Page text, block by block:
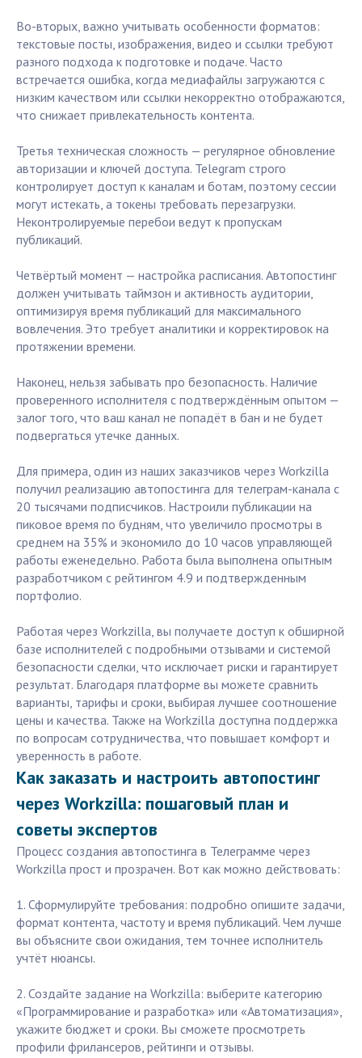
Во-вторых, важно учитывать особенности форматов:
текстовые посты, изображения, видео и ссылки требуют
разного подхода к подготовке и подаче. Часто
встречается ошибка, когда медиафайлы загружаются с
низким качеством или ссылки некорректно отображаются,
что снижает привлекательность контента.
Третья техническая сложность — регулярное обновление
авторизации и ключей доступа. Telegram строго
контролирует доступ к каналам и ботам, поэтому сессии
могут истекать, а токены требовать перезагрузки.
Неконтролируемые перебои ведут к пропускам
публикаций.
Четвёртый момент — настройка расписания. Автопостинг
должен учитывать таймзон и активность аудитории,
оптимизируя время публикаций для максимального
вовлечения. Это требует аналитики и корректировок на
протяжении времени.
Наконец, нельзя забывать про безопасность. Наличие
проверенного исполнителя с подтверждённым опытом —
залог того, что ваш канал не попадёт в бан и не будет
подвергаться утечке данных.
Для примера, один из наших заказчиков через Workzilla
получил реализацию автопостинга для телеграм-канала с
20 тысячами подписчиков. Настроили публикации на
пиковое время по будням, что увеличило просмотры в
среднем на 35% и экономило до 10 часов управляющей
работы еженедельно. Работа была выполнена опытным
разработчиком с рейтингом 4.9 и подтвержденным
портфолио.
Работая через Workzilla, вы получаете доступ к обширной
базе исполнителей с подробными отзывами и системой
безопасности сделки, что исключает риски и гарантирует
результат. Благодаря платформе вы можете сравнить
варианты, тарифы и сроки, выбирая лучшее соотношение
цены и качества. Также на Workzilla доступна поддержка
по вопросам сотрудничества, что повышает комфорт и
уверенность в работе.
Как заказать и настроить автопостинг
через Workzilla: пошаговый план и
советы экспертов
Процесс создания автопостинга в Телеграмме через
Workzilla прост и прозрачен. Вот как можно действовать:
1. Сформулируйте требования: подробно опишите задачи,
формат контента, частоту и время публикаций. Чем лучше
вы объясните свои ожидания, тем точнее исполнитель
учтёт нюансы.
2. Создайте задание на Workzilla: выберите категорию
«Программирование и разработка» или «Автоматизация»,
укажите бюджет и сроки. Вы сможете просмотреть
профили фрилансеров, рейтинги и отзывы.